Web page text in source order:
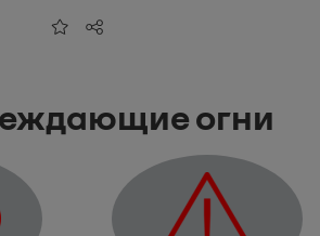
Добавить в избранное
Поделиться
огни